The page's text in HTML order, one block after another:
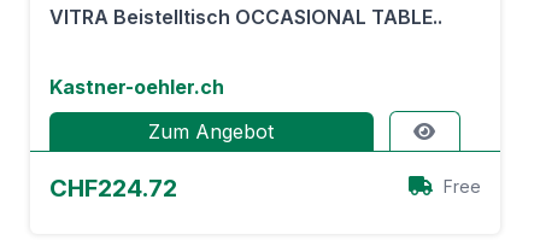
VITRA Beistelltisch OCCASIONAL TABLE..
Kastner-oehler.ch
Zum Angebot
CHF224.72 Free